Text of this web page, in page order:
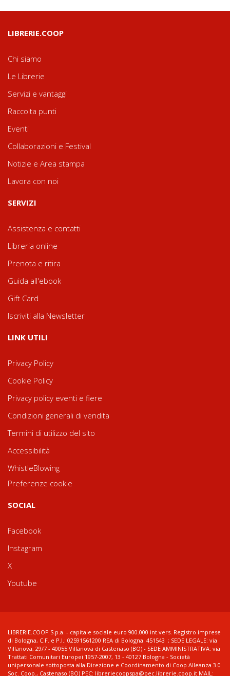
LIBRERIE.COOP
Chi siamo
Le Librerie
Servizi e vantaggi
Raccolta punti
Eventi
Collaborazioni e Festival
Notizie e Area stampa
Lavora con noi
SERVIZI
Assistenza e contatti
Libreria online
Prenota e ritira
Guida all'ebook
Gift Card
Iscriviti alla Newsletter
LINK UTILI
Privacy Policy
Cookie Policy
Privacy policy eventi e fiere
Condizioni generali di vendita
Termini di utilizzo del sito
Accessibilità
WhistleBlowing
Preferenze cookie
SOCIAL
Facebook
Instagram
X
Youtube
LIBRERIE.COOP S.p.a. - capitale sociale euro 900.000 int.vers. Registro imprese
di Bologna, C.F. e P.I.: 02591561200 REA di Bologna: 451543 ; SEDE LEGALE: via
Villanova, 29/7 - 40055 Villanova di Castenaso (BO) - SEDE AMMINISTRATIVA: via
Trattati Comunitari Europei 1957-2007, 13 - 40127 Bologna - Società
unipersonale sottoposta alla Direzione e Coordinamento di Coop Alleanza 3.0
Soc. Coop., Castenaso (BO) PEC: libreriecoopspa@pec.librerie.coop.it MAIL: